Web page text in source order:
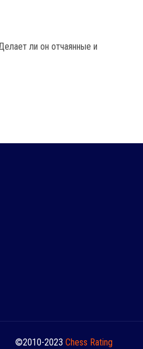
ли он отчаянные и
©2010-2023 Сhess Rating